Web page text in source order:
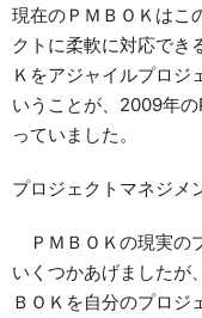
現在のＰＭＢＯＫはこ
クトに柔軟に対応でき
Ｋをアジャイルプロジ
いうことが、2009年
っていました。
プロジェクトマネジメ
ＰＭＢＯＫの現実の
いくつかあげましたが
ＢＯＫを自分のプロジ